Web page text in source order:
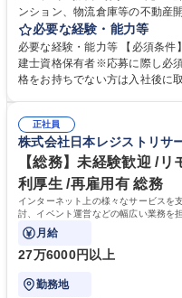
ンション、物流倉庫等の不動産
貸運営、売却、仲介・活用提案
いただきます。 【詳細】・契約書管理、契約書製本、捺印対応、ファイリ
ング、登記簿取得、調書取得・
求・支払データ登録、取引先マ
の他に担当頂く業務が発生する場合があります
業務職/三井物産グループ/平均残
必要な経験・能力等
必要な経験・能力等 【必須条
建士資格保有者※応募に際し必
格をお持ちでない方は入社後に
ション力がある方。 ・チャレン
方。多様な関係者と謙虚に信頼
ール管理が出来る方。※将来的
へのジョブローテーションの可能性があります
院 大学 語学力： 資格：宅地建物
正社員
株式会社日本レジストリサ
【総務】未経験歓迎 /
利厚生 /再雇用有 総務
インターネット上の様々なサービスを
討、イベント運営などの幅広い業務を
ている部署です。
月給
27万6000円以上
勤務地